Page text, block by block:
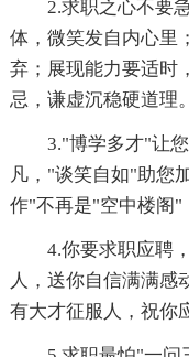
2.求职之心不要
体，微笑发自内心里
弃；展现能力要适时
忌，谦虚沉稳硬道理
3."博学多才"让
凡，"谈笑自如"助您
作"不再是"空中楼阁"
4.你要求职应聘
人，送你自信满满感
有大才征服人，祝你